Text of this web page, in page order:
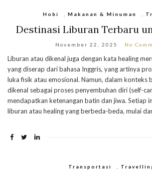
Hobi Makanan & Minuman
Destinasi Liburan Terbaru
November 22, 2025 No
Liburan atau dikenal juga dengan kata healing
yang diserap dari bahasa Inggris, yang artinya
luka fisik atau emosional. Namun, dalam konteks
dikenal sebagai proses penyembuhan diri (self-
mendapatkan ketenangan batin dan jiwa. Setiap
liburan atau healing yang berbeda-beda, mulai
Transportasi